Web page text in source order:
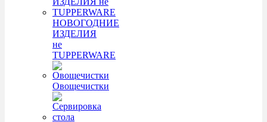
НОВОГОДНИЕ
ИЗДЕЛИЯ
не
TUPPERWARE
Овощечистки